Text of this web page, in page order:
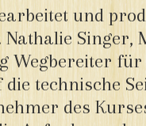
und
Singer,
Wegbereiter
technische
des